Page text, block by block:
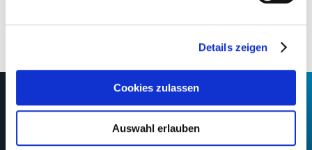
Details zeigen
Cookies zulassen
Auswahl erlauben
HIFI-Kalender Kontakt